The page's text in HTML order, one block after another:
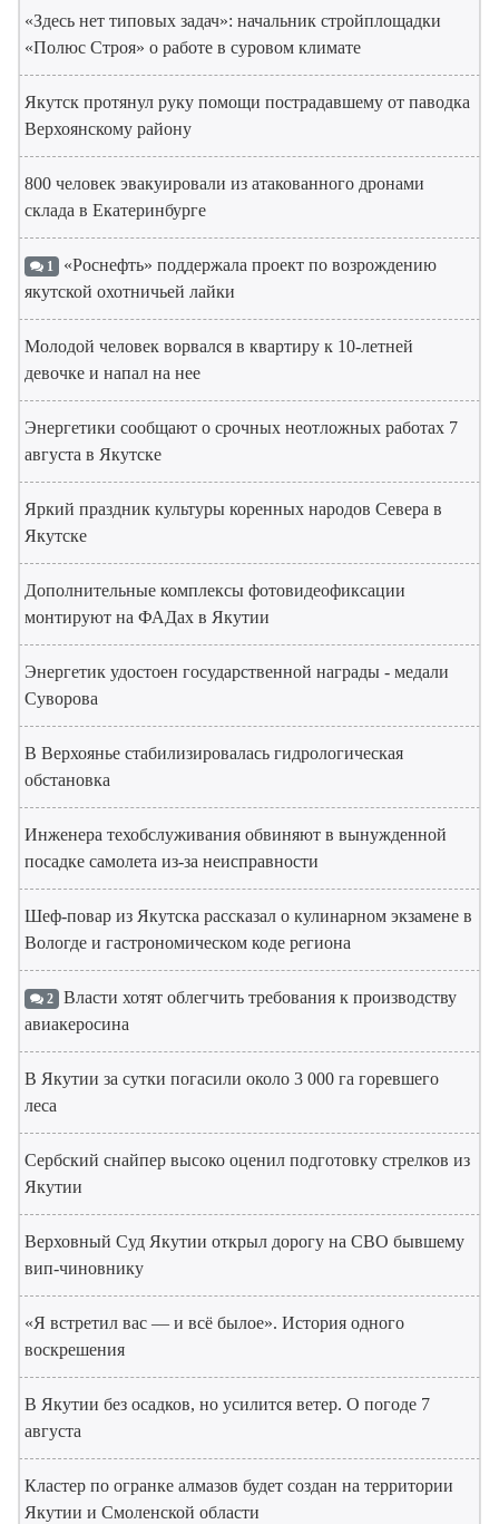
«Здесь нет типовых задач»: начальник стройплощадки
«Полюс Строя» о работе в суровом климате
Якутск протянул руку помощи пострадавшему от паводка
Верхоянскому району
800 человек эвакуировали из атакованного дронами
склада в Екатеринбурге
1 «Роснефть» поддержала проект по возрождению
якутской охотничьей лайки
Молодой человек ворвался в квартиру к 10-летней
девочке и напал на нее
Энергетики сообщают о срочных неотложных работах 7
августа в Якутске
Яркий праздник культуры коренных народов Севера в
Якутске
Дополнительные комплексы фотовидеофиксации
монтируют на ФАДах в Якутии
Энергетик удостоен государственной награды - медали
Суворова
В Верхоянье стабилизировалась гидрологическая
обстановка
Инженера техобслуживания обвиняют в вынужденной
посадке самолета из-за неисправности
Шеф-повар из Якутска рассказал о кулинарном экзамене в
Вологде и гастрономическом коде региона
2 Власти хотят облегчить требования к производству
авиакеросина
В Якутии за сутки погасили около 3 000 га горевшего
леса
Сербский снайпер высоко оценил подготовку стрелков из
Якутии
Верховный Суд Якутии открыл дорогу на СВО бывшему
вип-чиновнику
«Я встретил вас — и всё былое». История одного
воскрешения
В Якутии без осадков, но усилится ветер. О погоде 7
августа
Кластер по огранке алмазов будет создан на территории
Якутии и Смоленской области